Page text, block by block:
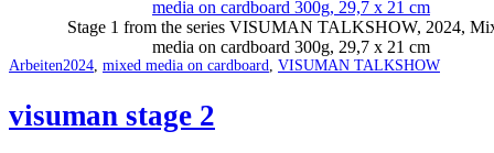
Stage 1 from the series VISUMAN TALKSHOW, 2024,
media on cardboard 300g, 29,7 x 21 cm
Categorized
ArbeitenTagged
2024 mixed media on cardboard VISUMAN TALKSHOW
visuman stage 2